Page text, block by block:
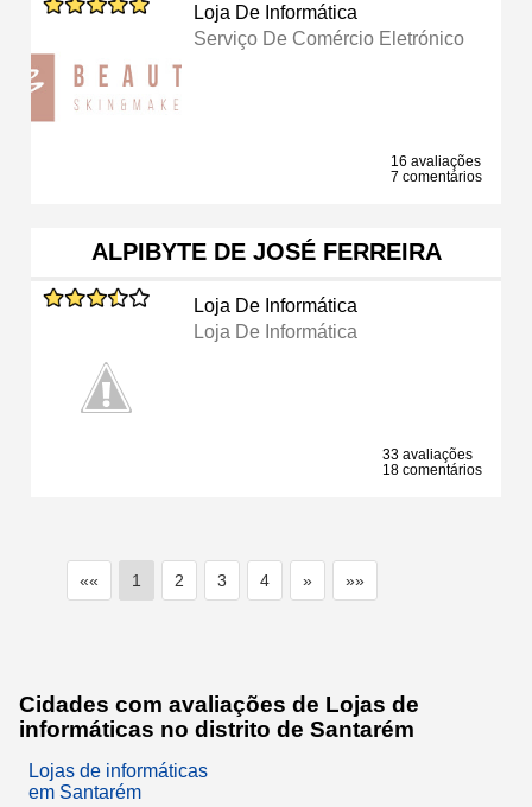
Loja De Informática
Serviço De Comércio Eletrónico
16 avaliações
7 comentários
ALPIBYTE DE JOSÉ FERREIRA
Loja De Informática
Loja De Informática
33 avaliações
18 comentários
«« 1 2 3 4 » »»
Cidades com avaliações de Lojas de
informáticas no distrito de Santarém
Lojas de informáticas
em Santarém